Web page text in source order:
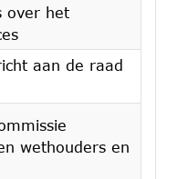
over het
aan de raad
wethouders en